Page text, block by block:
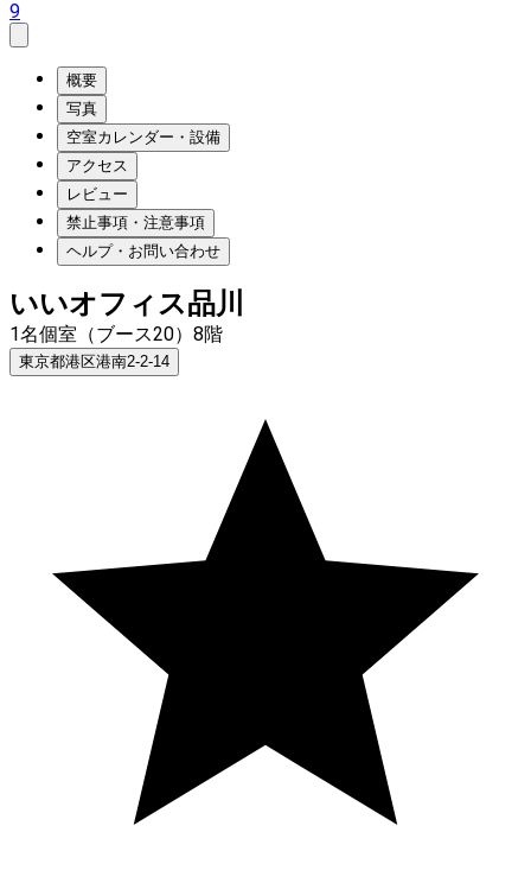
9
概要
写真
空室カレンダー・設備
アクセス
レビュー
禁止事項・注意事項
ヘルプ・お問い合わせ
いいオフィス品川
1名個室（ブース20）8階
東京都港区港南2-2-14